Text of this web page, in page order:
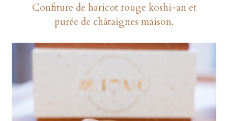
Confiture de haricot rouge koshi-an et
purée de châtaignes maison.